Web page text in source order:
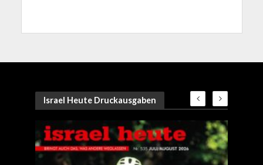
Israel Heute Druckausgaben